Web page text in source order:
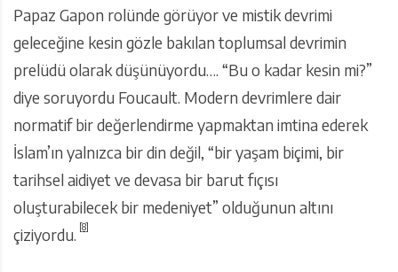
Papaz Gapon rolünde görüyor ve mistik devrimi
geleceğine kesin gözle bakılan toplumsal devrimin
prelüdü olarak düşünüyordu…. “Bu o kadar kesin mi?”
diye soruyordu Foucault. Modern devrimlere dair
normatif bir değerlendirme yapmaktan imtina ederek
İslam’ın yalnızca bir din değil, “bir yaşam biçimi, bir
tarihsel aidiyet ve devasa bir barut fıçısı
oluşturabilecek bir medeniyet” olduğunun altını
çiziyordu. [8]